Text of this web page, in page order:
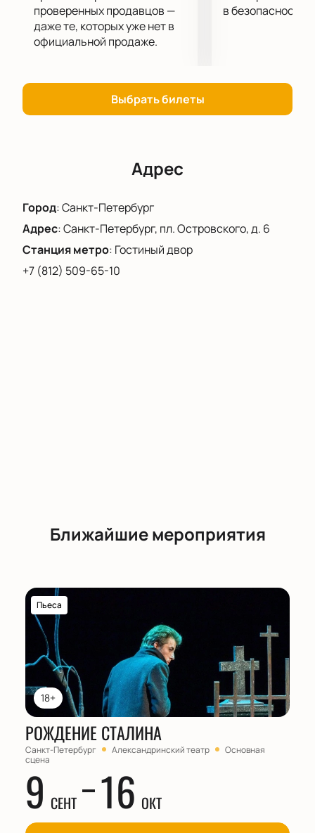
проверенных продавцов —
даже те, которых уже нет в
официальной продаже.
в безопасности.
Выбрать билеты
Адрес
Город:Санкт-Петербург
Адрес:Санкт-Петербург, пл. Островского, д. 6
Станция метро: Гостиный двор
+7 (812) 509-65-10
Ближайшие мероприятия
18+
Пьеса
РОЖДЕНИЕ СТАЛИНА
Санкт-Петербург Александринский театр
Основная
сцена
9 СЕНТ 16 ОКТ